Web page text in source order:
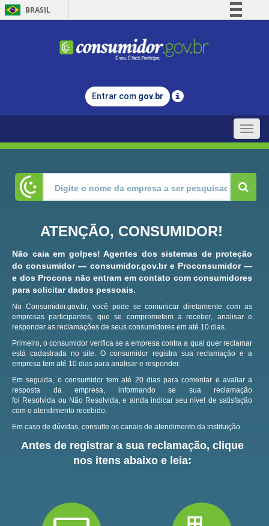
BRASIL
Comunica BR
Legislação
Entrar com gov.br
Toggle
ATENÇÃO, CONSUMIDOR!
Não caia em golpes! Agentes dos sistemas de proteção
do consumidor — consumidor.gov.br e Proconsumidor —
e dos Procons não entram em contato com consumidores
para solicitar dados pessoais.
No Consumidor.gov.br, você pode se comunicar diretamente com as
empresas participantes, que se comprometem a receber, analisar e
responder as reclamações de seus consumidores em até 10 dias.
Primeiro, o consumidor verifica se a empresa contra a qual quer reclamar
está cadastrada no site.O consumidor registra sua reclamação e a
empresa tem até 10 dias para analisar e responder.
Em seguida, o consumidor tem até 20 dias para comentar e avaliar a
resposta da empresa, informando se sua reclamação
foi Resolvida ou Não Resolvida, e ainda indicar seu nível de satisfação
com o atendimento recebido.
Em caso de dúvidas, consulte os canais de atendimento da instituição.
Antes de registrar a sua reclamação, clique
nos itens abaixo e leia: